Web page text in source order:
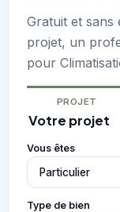
Gratuit et sans
projet, un
pour
PROJET
Votre projet
Vous êtes
Type de bien